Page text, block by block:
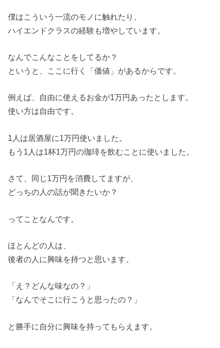
僕はこういう一流のモノに触れたり、
ハイエンドクラスの経験も増やしています。
なんでこんなことをしてるか？
というと、ここに行く「価値」があるからです。
例えば、自由に使えるお金が1万円あったとします。
使い方は自由です。
1人は居酒屋に1万円使いました。
もう1人は1杯1万円の珈琲を飲むことに使いました。
さて、同じ1万円を消費してますが、
どっちの人の話が聞きたいか？
ってことなんです。
ほとんどの人は、
後者の人に興味を持つと思います。
「え？どんな味なの？」
「なんでそこに行こうと思ったの？」
と勝手に自分に興味を持ってもらえます。